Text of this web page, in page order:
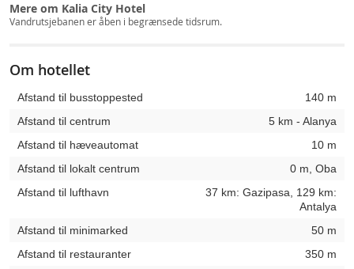
Mere om Kalia City Hotel
Vandrutsjebanen er åben i begrænsede tidsrum.
Om hotellet
Afstand til busstoppested
140 m
Afstand til centrum
5 km - Alanya
Afstand til hæveautomat
10 m
Afstand til lokalt centrum
0 m, Oba
Afstand til lufthavn
37 km: Gazipasa, 129 km:
Antalya
Afstand til minimarked
50 m
Afstand til restauranter
350 m